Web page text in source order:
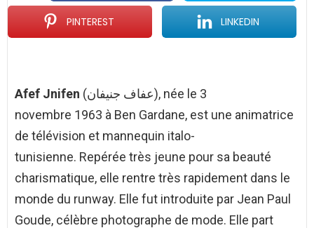
PINTEREST LINKEDIN
Afef Jnifen (عفاف جنيفان), née le 3
novembre 1963 à Ben Gardane, est une animatrice
de télévision et mannequin italo-
tunisienne. Repérée très jeune pour sa beauté
charismatique, elle rentre très rapidement dans le
monde du runway. Elle fut introduite par Jean Paul
Goude, célèbre photographe de mode. Elle part